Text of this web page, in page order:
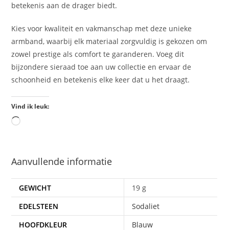
betekenis aan de drager biedt.
Kies voor kwaliteit en vakmanschap met deze unieke
armband, waarbij elk materiaal zorgvuldig is gekozen om
zowel prestige als comfort te garanderen. Voeg dit
bijzondere sieraad toe aan uw collectie en ervaar de
schoonheid en betekenis elke keer dat u het draagt.
Vind ik leuk:
Aanvullende informatie
GEWICHT
19 g
EDELSTEEN
Sodaliet
HOOFDKLEUR
Blauw